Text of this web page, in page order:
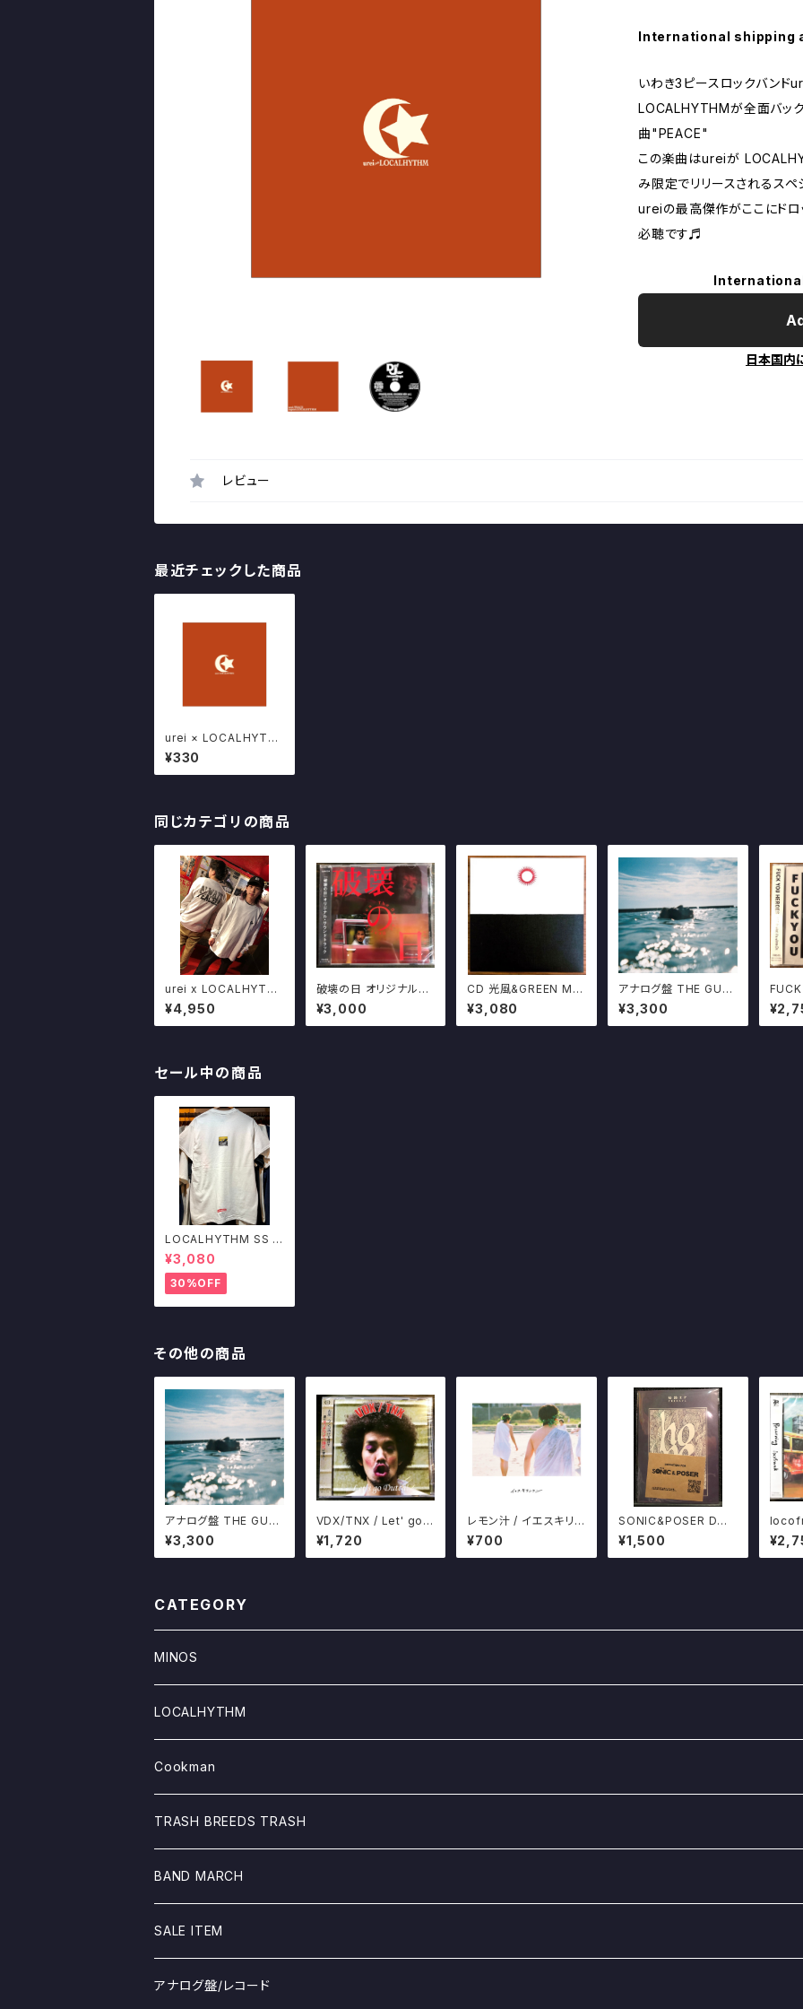
International shipping
いわき3ピースロックバン
LOCALHYTHMが全面バッ
曲"PEACE"
この楽曲はureiが
み限定でリリースされるスペ
ureiの最高傑作がここにドロ
必聴です♬
日本国内
レビュー
最近チェックした商品
urei × LOCALHYTH
M SPECIAL SINGLE
CD "PEACE" いわき3
ピースロックバンド PO
¥330
同じカテゴリの商品
urei x LOCALHYTH
MコラボCD+LS TEE
SET LIMITED50 ナン
バリング入り
¥4,950
破壊の日 オリジナルサ
ウンドトラック CD GEZ
AN 照井利幸 切腹ピス
トルズ Mars89
¥3,000
CD 光風&GREEN MA
SSIVE / 地下街の人々
MITSUKAZE
¥3,080
アナログ盤 THE GUAY
S あきらめることをあき
らめたんだ 限定500プ
レス 十三月
¥3,300
セール中の商品
LOCALHYTHM SS T
EE "RISE" WHITE ロ
ーカリズム オリジナル
デザイン
¥3,080
30%OFF
その他の商品
アナログ盤 THE GUAY
S あきらめることをあき
らめたんだ 限定500プ
レス 十三月
¥3,300
VDX/TNX / Let' go
Dutch
¥1,720
レモン汁 / イエスキリシ
タン EP
¥700
SONIC&POSER DON
ATION CD FRIDAYZ
/ 帰路 EP 酒田hope D
O IT
¥1,500
g
CATEGORY
MINOS
TOPS
TEEシャツ
SWEAT/PARKA
GOODS
LOCALHYTHM
Tシャツ
GOODS
JACKET
SWEAT&PARKA
Cookman
pants
Jacket
Other
TRASH BREEDS TRASH
TOPS
BOTTOM
GOODS&OTHER
BAND MARCH
Tシャツ
GOODS
SALE ITEM
MINOS
アナログ盤/レコード